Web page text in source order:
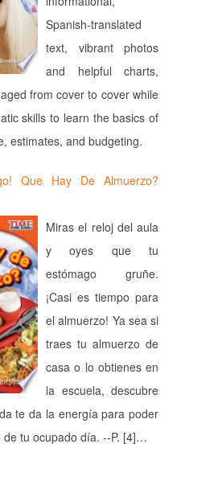
Spanish-translated
text, vibrant photos
and helpful charts,
from cover to cover while
skills to learn the basics of
estimates, and budgeting.
Que Hay De Almuerzo?
Miras el reloj del aula
y oyes que tu
estómago gruñe.
¡Casi es tiempo para
el almuerzo! Ya sea si
traes tu almuerzo de
casa o lo obtienes en
la escuela, descubre
te da la energía para poder
de tu ocupado día. --P. [4]…